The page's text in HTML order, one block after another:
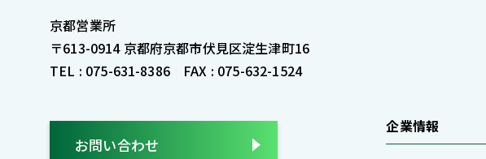
京都営業所
〒613-0914 京都府京都市伏見区淀生津町16
TEL : 075-631-8386 FAX : 075-632-1524
お問い合わせ
企業情報